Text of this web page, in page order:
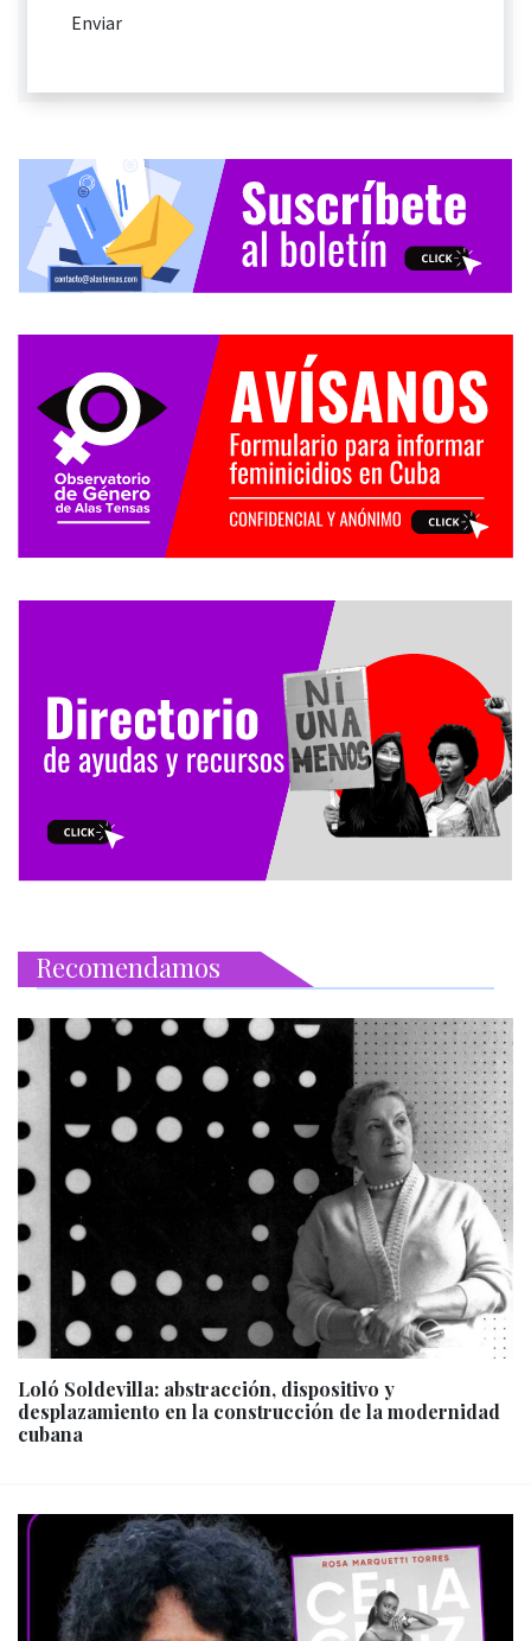
Recomendamos
Loló Soldevilla: abstracción, dispositivo y
desplazamiento en la construcción de la modernidad
cubana